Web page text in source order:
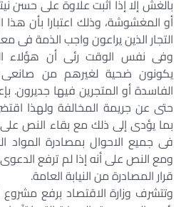
بالغش إلا إذا أثبت علاوة على حسن
أو المغشوشة، وذلك اعتبارا بأن
التجار الذين يراعون واجب الذمة فى
وفى نفس الوقت رئى أن هؤلاء
يكونون ضحية لغيرهم من
الفاسدة أو المتجرين فيها جديرون.
بما يؤدى إلى ذلك مع بقاء النص
فى جميع الاحوال بمصادرة المواد
ومع النص على أنه إذا لم ترفع
قرار المصادرة من النيابة العامة.
وتتشرف وزارة الاقتصاد برفع مشروع